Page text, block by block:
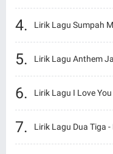
Lirik Lagu Sumpah
Lirik Lagu Anthem
Lirik Lagu I Love
Lirik Lagu Dua Tiga -